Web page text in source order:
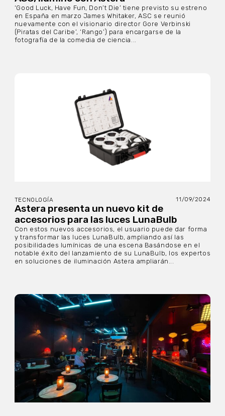
‘Good Luck, Have Fun, Don’t Die’ tiene previsto su estreno
en España en marzo James Whitaker, ASC se reunió
nuevamente con el visionario director Gore Verbinski
(Piratas del Caribe’, ‘Rango’) para encargarse de la
fotografía de la comedia de ciencia...
TECNOLOGÍA 11/09/2024
Astera presenta un nuevo kit de
accesorios para las luces LunaBulb
Con estos nuevos accesorios, el usuario puede dar forma
y transformar las luces LunaBulb, ampliando así las
posibilidades lumínicas de una escena Basándose en el
notable éxito del lanzamiento de su LunaBulb, los expertos
en soluciones de iluminación Astera ampliarán...